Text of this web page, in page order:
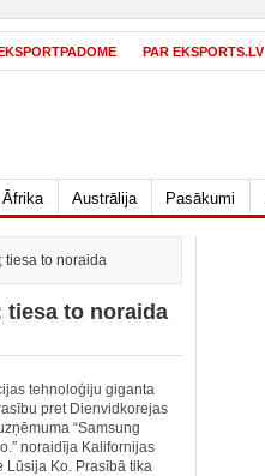
PAR EKSPORTS.LV
Āfrika Austrālija Pasākumi
tiesa to noraida
tiesa to noraida
tehnoloģiju giganta
pret Dienvidkorejas
“Samsung
noraidīja Kalifornijas
Lūsija Ko. Prasībā tika